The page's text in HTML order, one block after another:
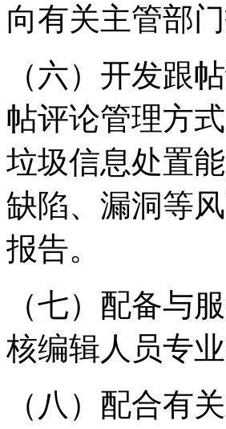
向有关主管部门
（六）开发跟
帖评论管理方
垃圾信息处置
缺陷、漏洞等
报告。
（七）配备与
核编辑人员专业
（八）配合有